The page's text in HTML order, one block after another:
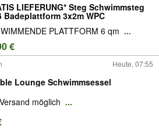
LIEFERUNG* Steg Schwimmsteg
Badeplattform 3x2m WPC
PLATTFORM 6 qm ...
€
Heute, 07:55
Lounge Schwimmsessel
möglich ...